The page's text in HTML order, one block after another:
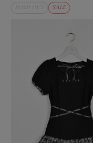
SALE